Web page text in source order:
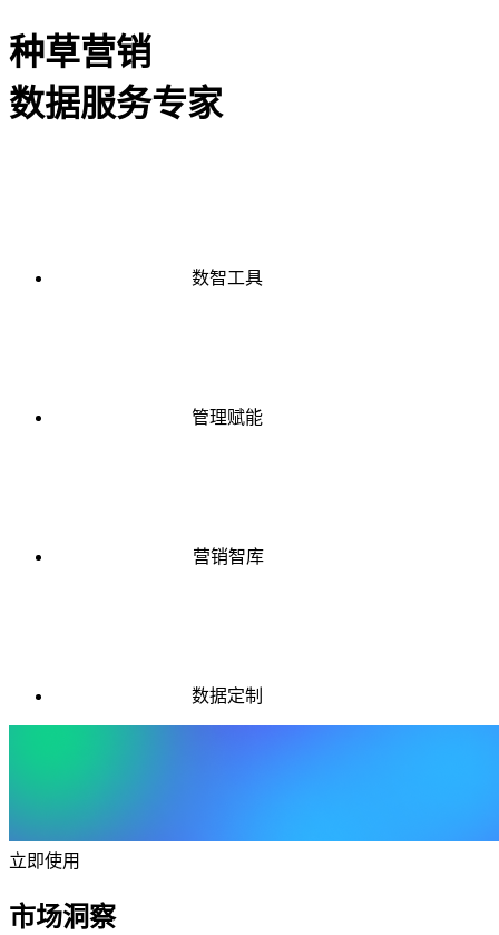
种草营销
数据服务专家
数智工具
管理赋能
营销智库
数据定制
立即使用
市场洞察